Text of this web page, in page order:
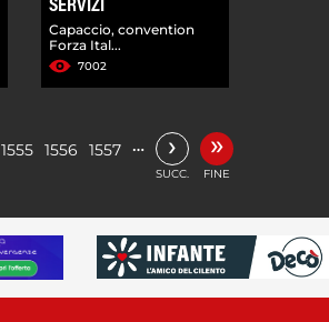
SERVIZI
Capaccio, convention
Forza Ital...
7002
1555 1556 1557 … ›
SUCC.
»
FINE